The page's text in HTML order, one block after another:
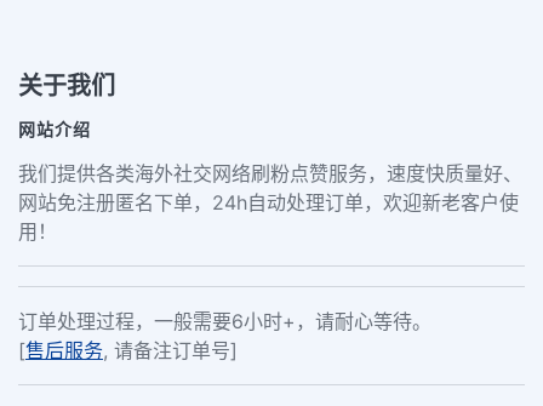
关于我们
网站介绍
我们提供各类海外社交网络刷粉点赞服务，速度快质量好、
网站免注册匿名下单，24h自动处理订单，欢迎新老客户使
用！
订单处理过程，一般需要6小时+，请耐心等待。
[售后服务, 请备注订单号]